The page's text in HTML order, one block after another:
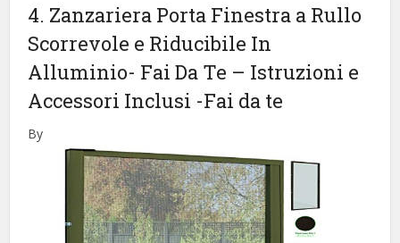
4. Zanzariera Porta Finestra a Rullo
Scorrevole e Riducibile In
Alluminio- Fai Da Te – Istruzioni e
Accessori Inclusi -Fai da te
By